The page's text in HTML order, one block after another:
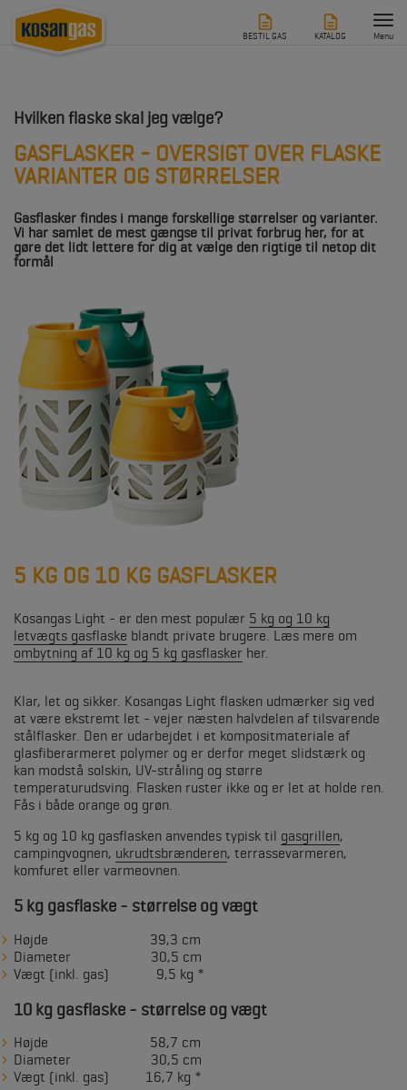
Menu
KATALOG
BESTIL GAS
Hvilken flaske skal jeg vælge?
GASFLASKER - OVERSIGT OVER FLASKE
VARIANTER OG STØRRELSER
Gasflasker findes i mange forskellige størrelser og varianter.
Vi har samlet de mest gængse til privat forbrug her, for at
gøre det lidt lettere for dig at vælge den rigtige til netop dit
formål
5 KG OG 10 KG GASFLASKER
Kosangas Light - er den mest populær 5 kg og 10 kg
letvægts gasflaske blandt private brugere. Læs mere om
ombytning af 10 kg og 5 kg gasflasker her.
Klar, let og sikker. Kosangas Light flasken udmærker sig ved
at være ekstremt let - vejer næsten halvdelen af tilsvarende
stålflasker. Den er udarbejdet i et kompositmateriale af
glasfiberarmeret polymer og er derfor meget slidstærk og
kan modstå solskin, UV-stråling og større
temperaturudsving. Flasken ruster ikke og er let at holde ren.
Fås i både orange og grøn.
5 kg og 10 kg gasflasken anvendes typisk til gasgrillen,
campingvognen, ukrudtsbrænderen, terrassevarmeren,
komfuret eller varmeovnen.
5 kg gasflaske - størrelse og vægt
Højde 39,3 cm
Diameter 30,5 cm
Vægt (inkl. gas) 9,5 kg *
10 kg gasflaske - størrelse og vægt
Højde 58,7 cm
Diameter 30,5 cm
Vægt (inkl. gas) 16,7 kg *